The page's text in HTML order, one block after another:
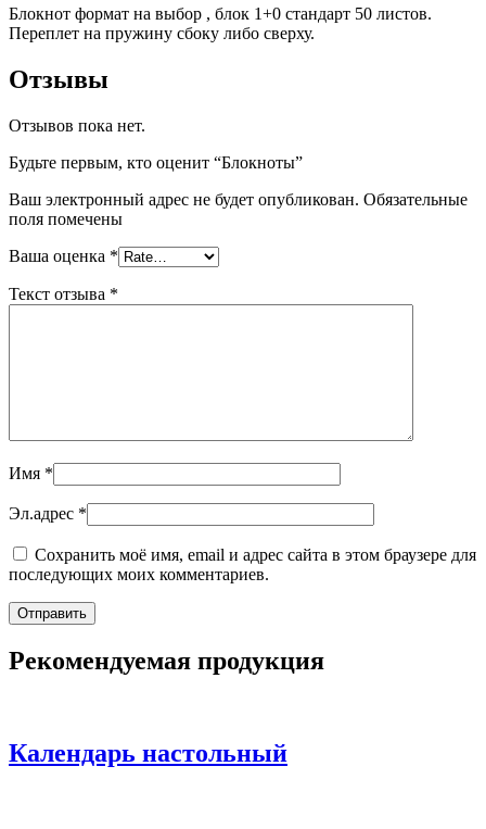
Блокнот формат на выбор , блок 1+0 стандарт 50 листов.
Переплет на пружину сбоку либо сверху.
Отзывы
Отзывов пока нет.
Будьте первым, кто оценит “Блокноты”
Ваш электронный адрес не будет опубликован. Обязательные
поля помечены
Ваша оценка *
Текст отзыва *
Имя *
Эл.адрес *
Сохранить моё имя, email и адрес сайта в этом браузере для
последующих моих комментариев.
Рекомендуемая продукция
Календарь настольный